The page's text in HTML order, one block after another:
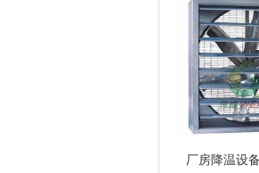
厂房降温设